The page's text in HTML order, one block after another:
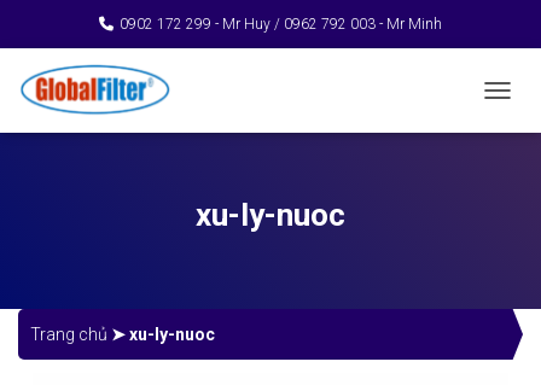
0902 172 299 - Mr Huy / 0962 792 003 - Mr Minh
xu-ly-nuoc
Trang chủ ➤xu-ly-nuoc